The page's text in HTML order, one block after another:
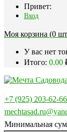
Привет:
Вход
Моя корзина (0
У вас нет
Итого: 0.00
+7 (925) 203-62-66
Минимальная